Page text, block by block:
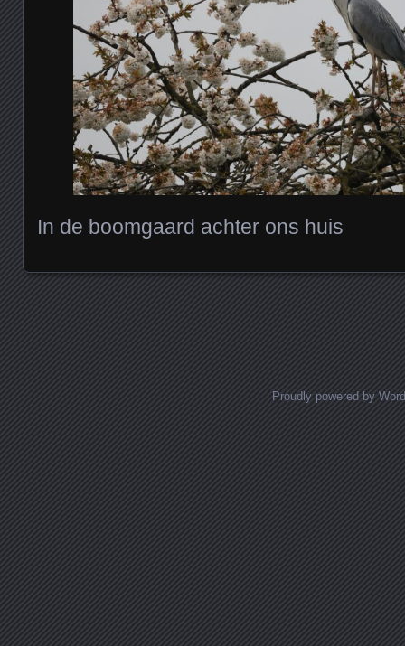
In de boomgaard achter ons huis
Proudly powered by